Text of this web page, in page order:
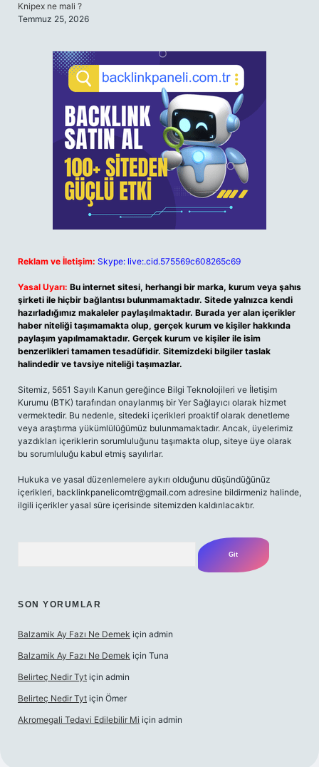
Knipex ne mali ?
Temmuz 25, 2026
Reklam ve İletişim: Skype: live:.cid.575569c608265c69
Yasal Uyarı: Bu internet sitesi, herhangi bir marka, kurum veya şahıs
şirketi ile hiçbir bağlantısı bulunmamaktadır. Sitede yalnızca kendi
hazırladığımız makaleler paylaşılmaktadır. Burada yer alan içerikler
haber niteliği taşımamakta olup, gerçek kurum ve kişiler hakkında
paylaşım yapılmamaktadır. Gerçek kurum ve kişiler ile isim
benzerlikleri tamamen tesadüfidir. Sitemizdeki bilgiler taslak
halindedir ve tavsiye niteliği taşımazlar.
Sitemiz, 5651 Sayılı Kanun gereğince Bilgi Teknolojileri ve İletişim
Kurumu (BTK) tarafından onaylanmış bir Yer Sağlayıcı olarak hizmet
vermektedir. Bu nedenle, sitedeki içerikleri proaktif olarak denetleme
veya araştırma yükümlülüğümüz bulunmamaktadır. Ancak, üyelerimiz
yazdıkları içeriklerin sorumluluğunu taşımakta olup, siteye üye olarak
bu sorumluluğu kabul etmiş sayılırlar.
Hukuka ve yasal düzenlemelere aykırı olduğunu düşündüğünüz
içerikleri, backlinkpanelicomtr@gmail.com adresine bildirmeniz halinde,
ilgili içerikler yasal süre içerisinde sitemizden kaldırılacaktır.
SON YORUMLAR
Balzamik Ay Fazı Ne Demek için admin
Balzamik Ay Fazı Ne Demek için Tuna
Belirteç Nedir Tyt için admin
Belirteç Nedir Tyt için Ömer
Akromegali Tedavi Edilebilir Mi için admin